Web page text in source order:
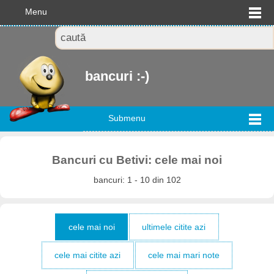
Menu
bancuri :-)
Submenu
Bancuri cu Betivi: cele mai noi
bancuri: 1 - 10 din 102
cele mai noi ultimele citite azi
cele mai citite azi cele mai mari note